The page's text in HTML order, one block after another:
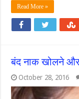
Read More »
बंद नाक खोलने
October 28, 2016